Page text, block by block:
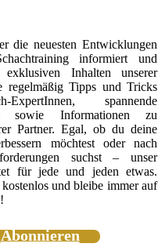
die neuesten Entwicklungen
informiert und
Inhalten unserer
regelmäßig Tipps und Tricks
spannende
sowie Informationen zu
Partner. Egal, ob du deine
möchtest oder nach
suchst – unser
für jede und jeden etwas.
und bleibe immer auf
Abonnieren